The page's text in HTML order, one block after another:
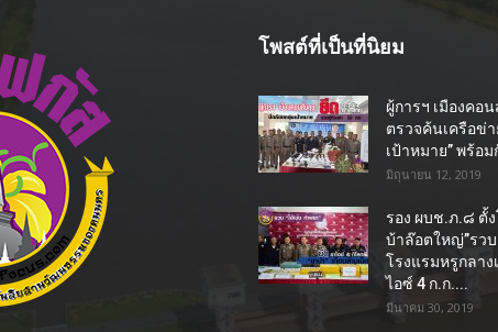
โพสต์ที่เป็นที่นิยม
ผู้การฯ เมืองคอ
ตรวจค้นเครือข่
เป้าหมาย” พร้อ
มิถุนายน 12, 2019
รอง ผบช.ภ.๘ ตั้
บ้าล๊อตใหญ่”รวบ
โรงแรมหรูกลาง
ไอซ์ 4 ก.ก....
มีนาคม 30, 2019